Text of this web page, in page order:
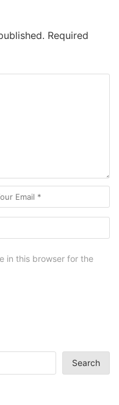
Required
in this browser for the
Search